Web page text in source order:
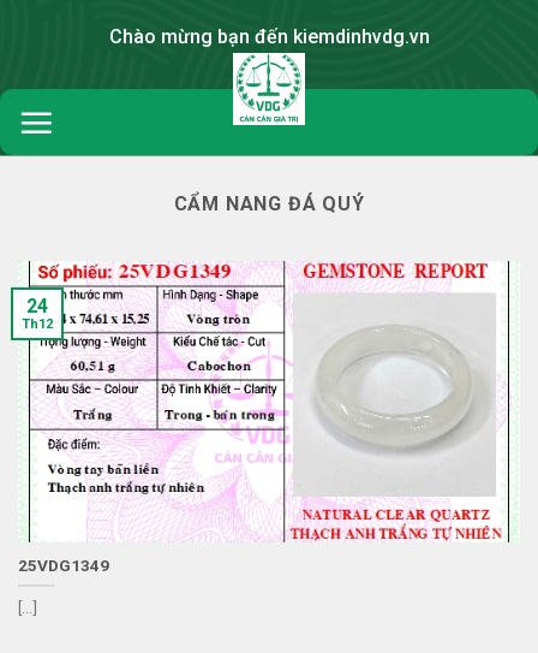
Chào mừng bạn đến kiemdinhvdg.vn
CẨM NANG ĐÁ QUÝ
25VDG1349
[...]
24
Th12